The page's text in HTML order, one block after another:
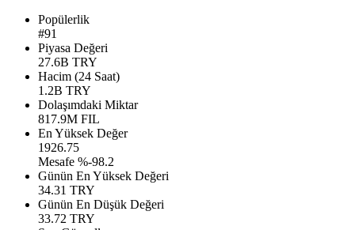
Popülerlik
#91
Piyasa Değeri
27.6B TRY
Hacim (24 Saat)
1.2B TRY
Dolaşımdaki Miktar
817.9M FIL
En Yüksek Değer
1926.75
Mesafe %-98.2
Günün En Yüksek Değeri
34.31 TRY
Günün En Düşük Değeri
33.72 TRY